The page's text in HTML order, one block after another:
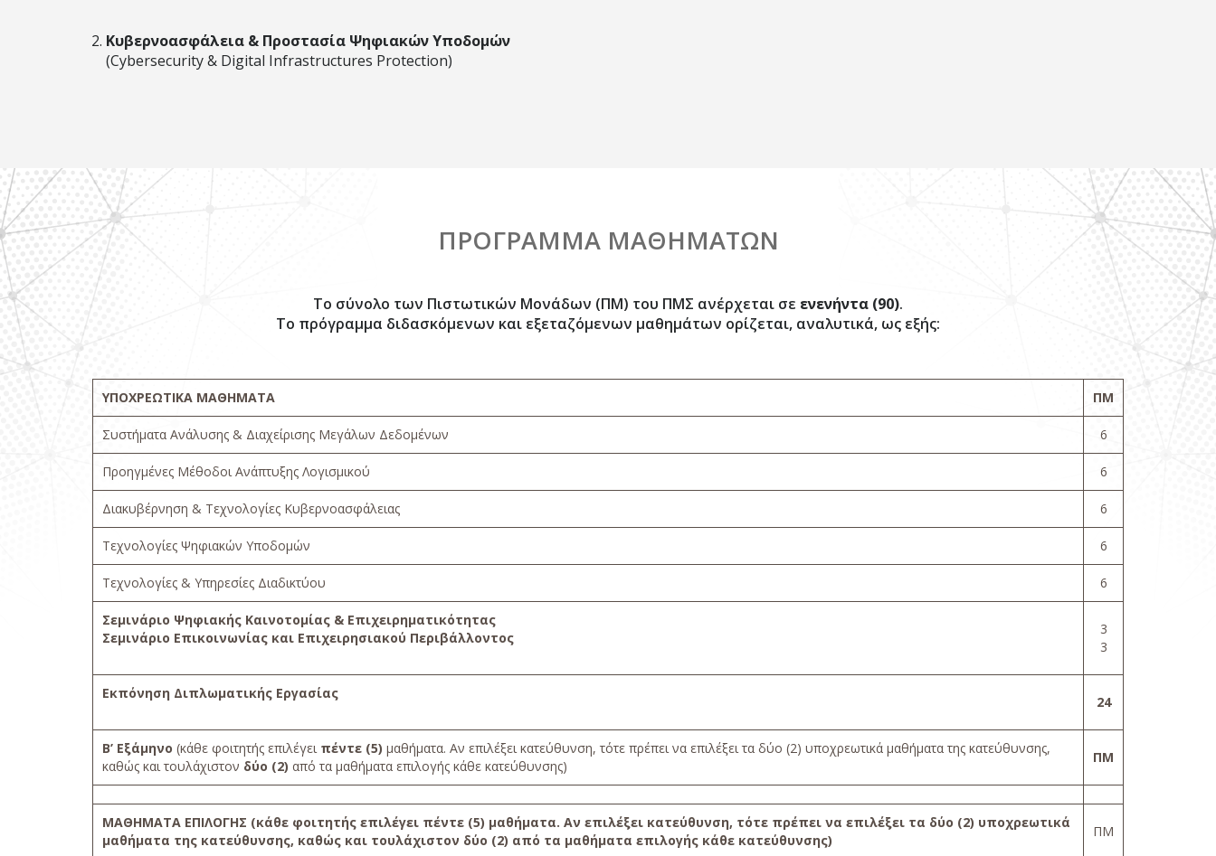
Κυβερνοασφάλεια & Προστασία Ψηφιακών Υποδομών
(Cybersecurity & Digital Infrastructures Protection)
ΠΡΟΓΡΑΜΜΑ ΜΑΘΗΜΑΤΩΝ
Το σύνολο των Πιστωτικών Μονάδων (ΠΜ) του ΠΜΣ ανέρχεται σε ενενήντα (90).
Το πρόγραμμα διδασκόμενων και εξεταζόμενων μαθημάτων ορίζεται, αναλυτικά, ως εξής:
ΥΠΟΧΡΕΩΤΙΚΑ ΜΑΘΗΜΑΤΑ ΠΜ
Συστήματα Ανάλυσης & Διαχείρισης Μεγάλων Δεδομένων 6
Προηγμένες Μέθοδοι Ανάπτυξης Λογισμικού 6
Διακυβέρνηση & Τεχνολογίες Κυβερνοασφάλειας 6
Τεχνολογίες Ψηφιακών Υποδομών 6
Τεχνολογίες & Υπηρεσίες Διαδικτύου 6
Σεμινάριο Ψηφιακής Καινοτομίας & Επιχειρηματικότητας
Σεμινάριο Επικοινωνίας και Επιχειρησιακού Περιβάλλοντος
3
3
Εκπόνηση Διπλωματικής Εργασίας
24
Β’ Εξάμηνο (κάθε φοιτητής επιλέγει πέντε (5) μαθήματα. Αν επιλέξει κατεύθυνση, τότε πρέπει να επιλέξει τα δύο (2) υποχρεωτικά μαθήματα της κατεύθυνσης,
καθώς και τουλάχιστον δύο (2) από τα μαθήματα επιλογής κάθε κατεύθυνσης)
ΠΜ
ΜΑΘΗΜΑΤΑ ΕΠΙΛΟΓΗΣ (κάθε φοιτητής επιλέγει πέντε (5) μαθήματα. Αν επιλέξει κατεύθυνση, τότε πρέπει να επιλέξει τα δύο (2) υποχρεωτικά
μαθήματα της κατεύθυνσης, καθώς και τουλάχιστον δύο (2) από τα μαθήματα επιλογής κάθε κατεύθυνσης)
ΠΜ